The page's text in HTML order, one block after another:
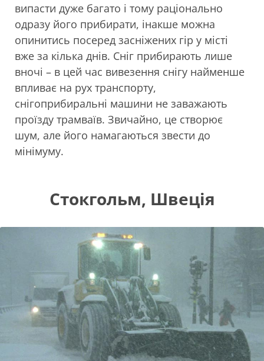
випасти дуже багато і тому раціонально
одразу його прибирати, інакше можна
опинитись посеред засніжених гір у місті
вже за кілька днів. Сніг прибирають лише
вночі – в цей час вивезення снігу найменше
впливає на рух транспорту,
снігоприбиральні машини не заважають
проїзду трамваїв. Звичайно, це створює
шум, але його намагаються звести до
мінімуму.
Стокгольм, Швеція